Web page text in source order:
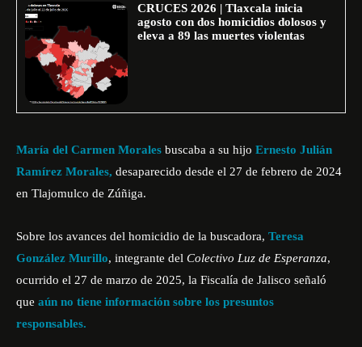
CRUCES 2026 | Tlaxcala inicia
agosto con dos homicidios dolosos y
eleva a 89 las muertes violentas
María del Carmen Morales buscaba a su hijo Ernesto Julián
Ramírez Morales, desaparecido desde el 27 de febrero de 2024
en Tlajomulco de Zúñiga.
Sobre los avances del homicidio de la buscadora, Teresa
González Murillo, integrante del Colectivo Luz de Esperanza,
ocurrido el 27 de marzo de 2025, la Fiscalía de Jalisco señaló
que aún no tiene información sobre los presuntos
responsables.